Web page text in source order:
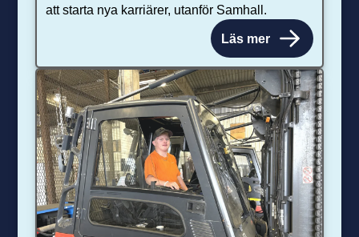
att starta nya karriärer, utanför Samhall.
Läs mer